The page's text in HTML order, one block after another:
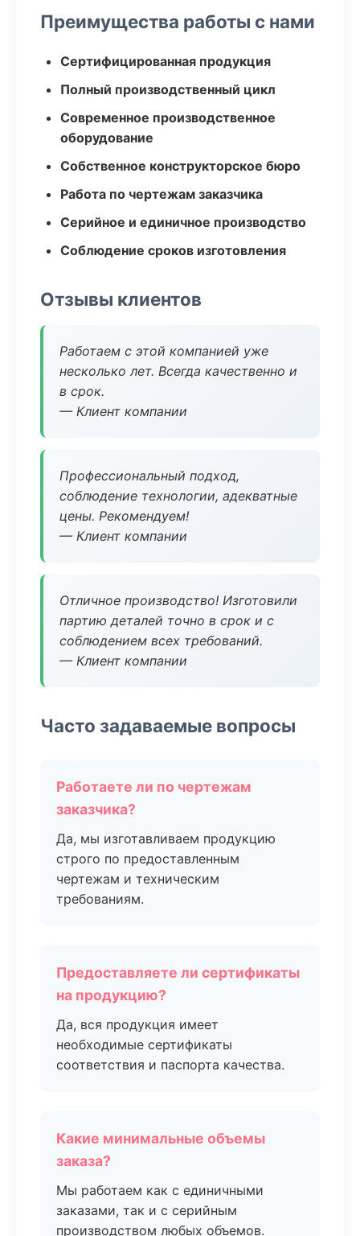
Преимущества работы с нами
Сертифицированная продукция
Полный производственный цикл
Современное производственное
оборудование
Собственное конструкторское бюро
Работа по чертежам заказчика
Серийное и единичное производство
Соблюдение сроков изготовления
Отзывы клиентов
Работаем с этой компанией уже
несколько лет. Всегда качественно и
в срок.
— Клиент компании
Профессиональный подход,
соблюдение технологии, адекватные
цены. Рекомендуем!
— Клиент компании
Отличное производство! Изготовили
партию деталей точно в срок и с
соблюдением всех требований.
— Клиент компании
Часто задаваемые вопросы
Работаете ли по чертежам
заказчика?
Да, мы изготавливаем продукцию
строго по предоставленным
чертежам и техническим
требованиям.
Предоставляете ли сертификаты
на продукцию?
Да, вся продукция имеет
необходимые сертификаты
соответствия и паспорта качества.
Какие минимальные объемы
заказа?
Мы работаем как с единичными
заказами, так и с серийным
производством любых объемов.